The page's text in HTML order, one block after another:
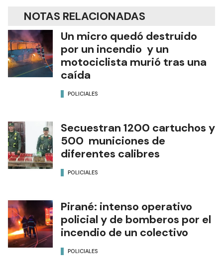
NOTAS RELACIONADAS
Un micro quedó destruido
por un incendio y un
motociclista murió tras una
caída
POLICIALES
Secuestran 1200 cartuchos y
500 municiones de
diferentes calibres
POLICIALES
Pirané: intenso operativo
policial y de bomberos por el
incendio de un colectivo
POLICIALES